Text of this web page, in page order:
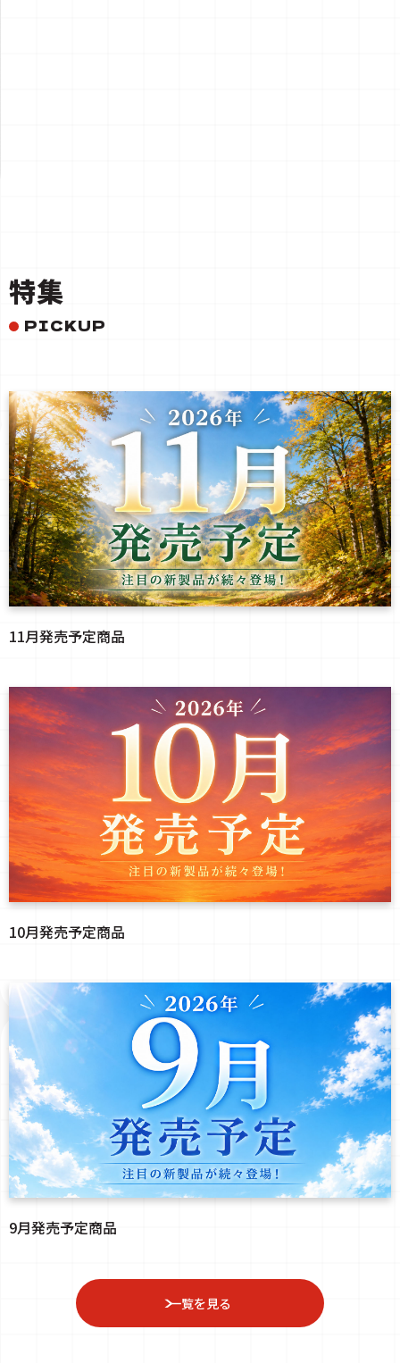
特集
PICKUP
11月発売予定商品
10月発売予定商品
9月発売予定商品
一覧を見る